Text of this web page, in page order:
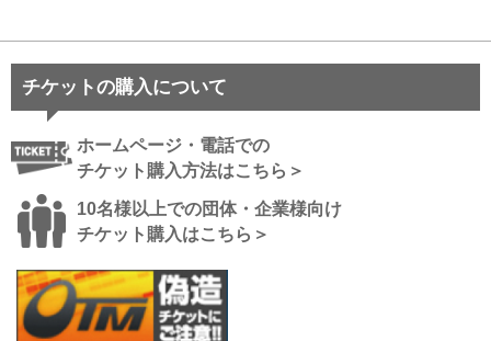
チケットの購入について
ホームページ・電話での
チケット購入方法はこちら＞
10名様以上での団体・企業様向け
チケット購入はこちら＞